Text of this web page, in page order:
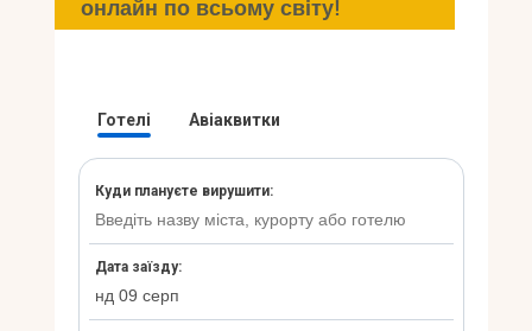
Блогонлайн по всьому світу!